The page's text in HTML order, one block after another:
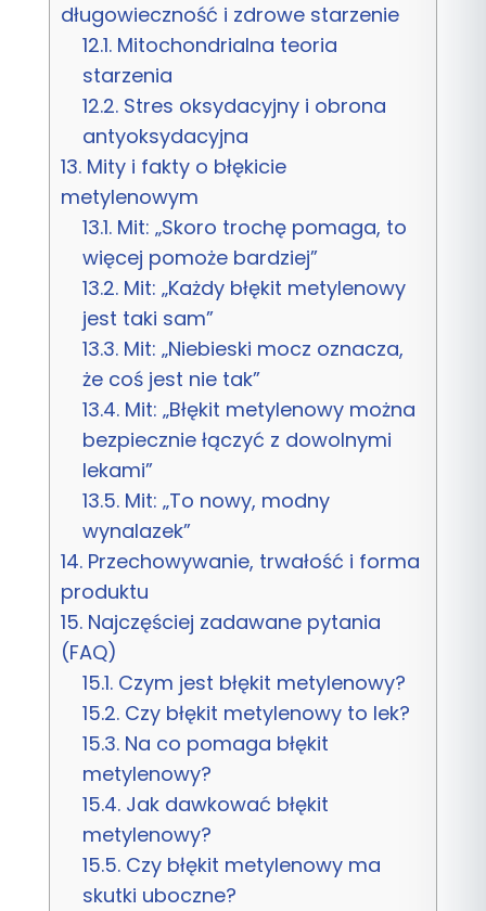
długowieczność i zdrowe starzenie
12.1.Mitochondrialna teoria
starzenia
12.2.Stres oksydacyjny i obrona
antyoksydacyjna
13. Mity i fakty o błękicie
metylenowym
13.1.Mit: „Skoro trochę pomaga, to
więcej pomoże bardziej”
13.2.Mit: „Każdy błękit metylenowy
jest taki sam”
13.3.Mit: „Niebieski mocz oznacza,
że coś jest nie tak”
13.4.Mit: „Błękit metylenowy można
bezpiecznie łączyć z dowolnymi
lekami”
13.5.Mit: „To nowy, modny
wynalazek”
14. Przechowywanie, trwałość i forma
produktu
15. Najczęściej zadawane pytania
(FAQ)
15.1.Czym jest błękit metylenowy?
15.2.Czy błękit metylenowy to lek?
15.3.Na co pomaga błękit
metylenowy?
15.4.Jak dawkować błękit
metylenowy?
15.5.Czy błękit metylenowy ma
skutki uboczne?